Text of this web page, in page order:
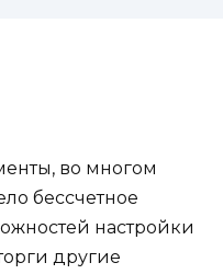
во многом
бессчетное
настройки
другие